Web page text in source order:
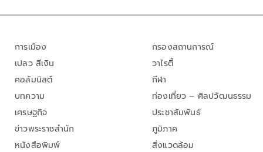
การเมือง
เปลว สีเงิน
คอลัมนิสต์
บทความ
เศรษฐกิจ
ข่าวพระราชสำนัก
หนังสือพิมพ์
กรองสถานการณ์
วาไรตี้
กีฬา
ท่องเที่ยว – ศิลปวัฒนธรรม
ประชาสัมพันธ์
ภูมิภาค
สิ่งแวดล้อม